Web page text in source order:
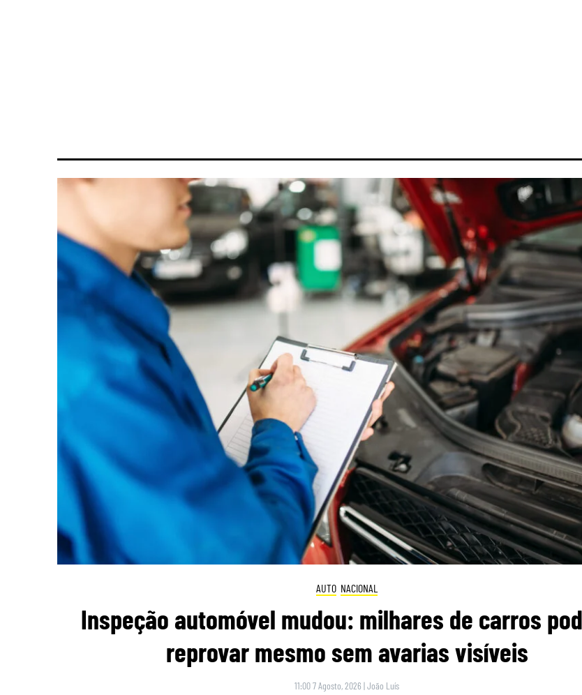
AUTO NACIONAL
Inspeção automóvel mudou: milhares de carros
reprovar mesmo sem avarias visíveis
11:00 7 Agosto, 2026 |João Luís